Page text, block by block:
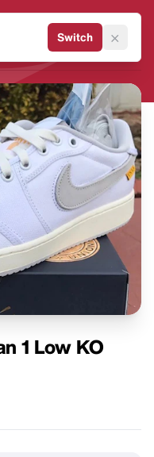
1 Low KO
Switch ×